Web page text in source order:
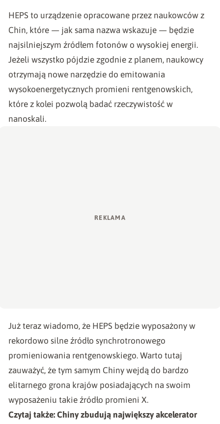
HEPS to urządzenie opracowane przez naukowców z
Chin, które — jak sama nazwa wskazuje — będzie
najsilniejszym źródłem fotonów o wysokiej energii.
Jeżeli wszystko pójdzie zgodnie z planem, naukowcy
otrzymają nowe narzędzie do emitowania
wysokoenergetycznych promieni rentgenowskich,
które z kolei pozwolą badać rzeczywistość w
nanoskali.
Już terazwiadomo, że HEPS będzie wyposażony w
rekordowo silne źródło synchrotronowego
promieniowania rentgenowskiego. Warto tutaj
zauważyć, że tym samym Chiny wejdą do bardzo
elitarnego grona krajów posiadających na swoim
wyposażeniu takie źródło promieni X.
Czytaj także:Chiny zbudują największy akcelerator